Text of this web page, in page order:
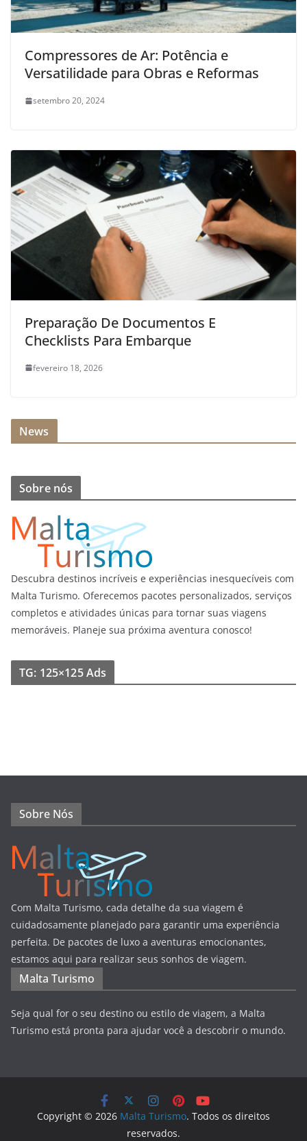
Compressores de Ar: Potência e
Versatilidade para Obras e Reformas
setembro 20, 2024
Preparação De Documentos E
Checklists Para Embarque
fevereiro 18, 2026
News
Sobre nós
Descubra destinos incríveis e experiências inesquecíveis com
Malta Turismo. Oferecemos pacotes personalizados, serviços
completos e atividades únicas para tornar suas viagens
memoráveis. Planeje sua próxima aventura conosco!
TG: 125×125 Ads
Sobre Nós
Com Malta Turismo, cada detalhe da sua viagem é
cuidadosamente planejado para garantir uma experiência
perfeita. De pacotes de luxo a aventuras emocionantes,
estamos aqui para realizar seus sonhos de viagem.
Malta Turismo
Seja qual for o seu destino ou estilo de viagem, a Malta
Turismo está pronta para ajudar você a descobrir o mundo.
Copyright © 2026 Malta Turismo. Todos os direitos
reservados.